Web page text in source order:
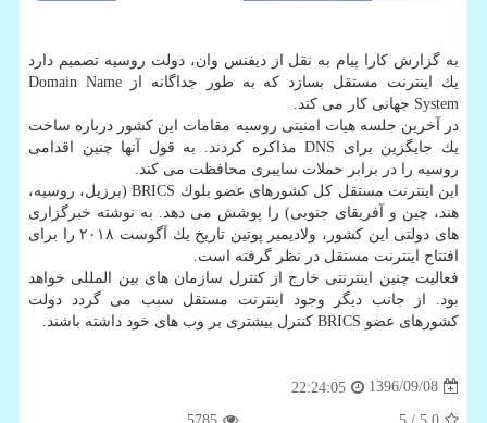
به گزارش كارا پیام به نقل از دیفنس وان، دولت روسیه تصمیم دارد
یك اینترنت مستقل بسازد كه به طور جداگانه از Domain Name
System جهانی كار می كند.
در آخرین جلسه هیات امنیتی روسیه مقامات این كشور درباره ساخت
یك جایگزین برای DNS مذاكره كردند. به قول آنها چنین اقدامی
روسیه را در برابر حملات سایبری محافظت می كند.
این اینترنت مستقل كل كشورهای عضو بلوك BRICS (برزیل، روسیه،
هند، چین و آفریقای جنوبی) را پوشش می دهد. به نوشته خبرگزاری
های دولتی این كشور، ولادیمیر پوتین تاریخ یك آگوست ۲۰۱۸ را برای
افتتاح اینترنت مستقل در نظر گرفته است.
فعالیت چنین اینترنتی خارج از كنترل سازمان های بین المللی خواهد
بود. از جانب دیگر وجود اینترنت مستقل سبب می گردد دولت
كشورهای عضو BRICS كنترل بیشتری بر وب های خود داشته باشند.
1396/09/08
22:24:05